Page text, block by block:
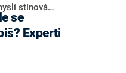
stínová
V
servítky
Jeronýma
pro lidská
na
Experti